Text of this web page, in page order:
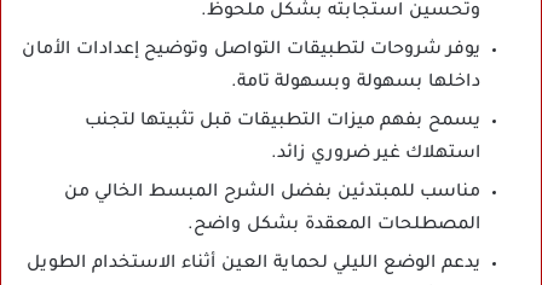
وتحسين استجابته بشكل ملحوظ.
يوفر شروحات لتطبيقات التواصل وتوضيح إعدادات الأمان
داخلها بسهولة وبسهولة تامة.
يسمح بفهم ميزات التطبيقات قبل تثبيتها لتجنب
استهلاك غير ضروري زائد.
مناسب للمبتدئين بفضل الشرح المبسط الخالي من
المصطلحات المعقدة بشكل واضح.
يدعم الوضع الليلي لحماية العين أثناء الاستخدام الطويل